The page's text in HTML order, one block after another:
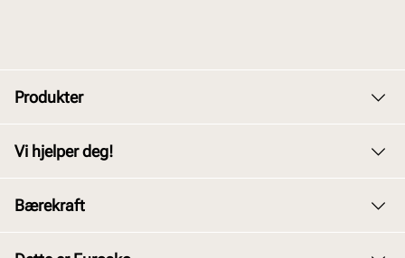
Produkter
Barn
Vi hjelper deg!
Bærekraft